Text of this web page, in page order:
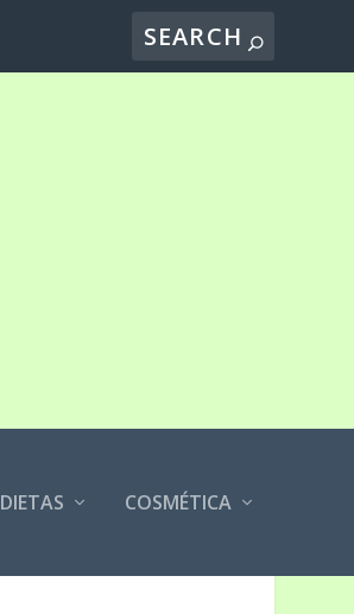
DIETAS COSMÉTICA